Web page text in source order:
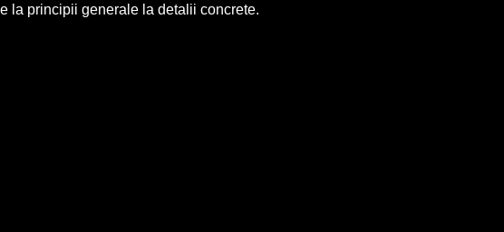
la principii generale la detalii concrete.